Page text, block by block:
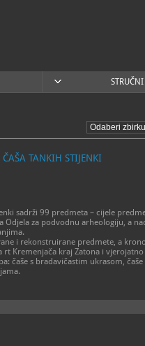
TANKIH STIJENKI
sadrži 99 predmeta – cijele
Odjela za podvodnu arheologiju, a
i rekonstruirane predmete, a
Kremenjača kraj Zatona i
čaše s bradavičastim ukrasom,